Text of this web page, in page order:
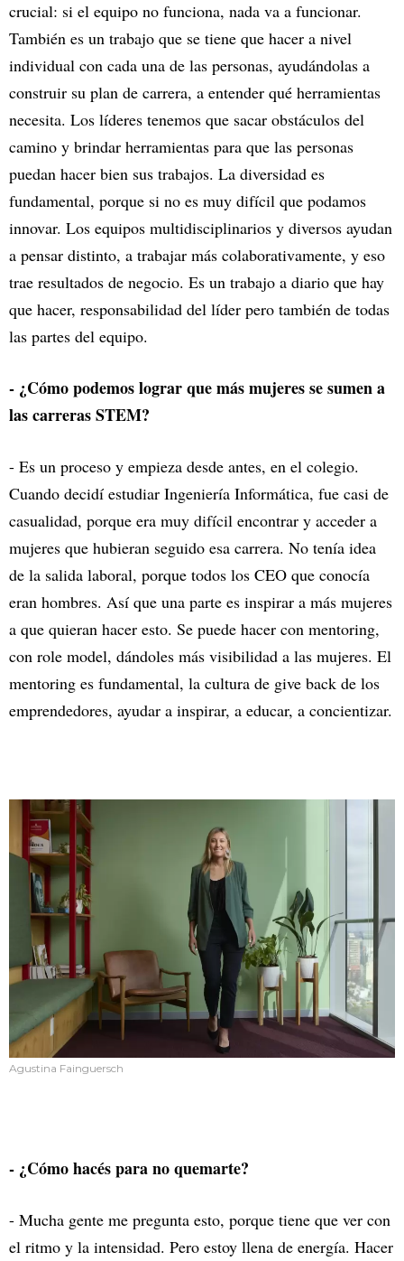
crucial: si el equipo no funciona, nada va a funcionar.
También es un trabajo que se tiene que hacer a nivel
individual con cada una de las personas, ayudándolas a
construir su plan de carrera, a entender qué herramientas
necesita. Los líderes tenemos que sacar obstáculos del
camino y brindar herramientas para que las personas
puedan hacer bien sus trabajos. La diversidad es
fundamental, porque si no es muy difícil que podamos
innovar. Los equipos multidisciplinarios y diversos ayudan
a pensar distinto, a trabajar más colaborativamente, y eso
trae resultados de negocio. Es un trabajo a diario que hay
que hacer, responsabilidad del líder pero también de todas
las partes del equipo.
- ¿Cómo podemos lograr que más mujeres se sumen a
las carreras STEM?
- Es un proceso y empieza desde antes, en el colegio.
Cuando decidí estudiar Ingeniería Informática, fue casi de
casualidad, porque era muy difícil encontrar y acceder a
mujeres que hubieran seguido esa carrera. No tenía idea
de la salida laboral, porque todos los CEO que conocía
eran hombres. Así que una parte es inspirar a más mujeres
a que quieran hacer esto. Se puede hacer con mentoring,
con role model, dándoles más visibilidad a las mujeres. El
mentoring es fundamental, la cultura de give back de los
emprendedores, ayudar a inspirar, a educar, a concientizar.
Agustina Fainguersch
- ¿Cómo hacés para no quemarte?
- Mucha gente me pregunta esto, porque tiene que ver con
el ritmo y la intensidad. Pero estoy llena de energía. Hacer